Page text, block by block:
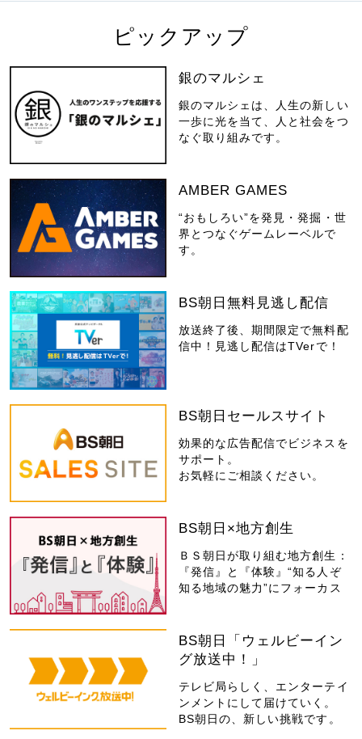
ピックアップ
銀のマルシェ
銀のマルシェは、人生の新しい
一歩に光を当て、人と社会をつ
なぐ取り組みです。
AMBER GAMES
“おもしろい”を発見・発掘・世
界とつなぐゲームレーベルで
す。
BS朝日無料見逃し配信
放送終了後、期間限定で無料配
信中！見逃し配信はTVerで！
BS朝日セールスサイト
効果的な広告配信でビジネスを
サポート。
お気軽にご相談ください。
BS朝日×地方創生
ＢＳ朝日が取り組む地方創生：
『発信』と『体験』“知る人ぞ
知る地域の魅力”にフォーカス
BS朝日「ウェルビーイン
グ放送中！」
テレビ局らしく、エンターテイ
ンメントにして届けていく。
BS朝日の、新しい挑戦です。